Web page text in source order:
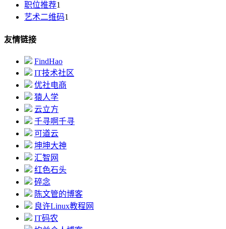
职位推荐1
艺术二维码1
友情链接
FindHao
IT技术社区
优社电商
猿人学
云立方
千寻啊千寻
可道云
坤坤大神
汇智网
红色石头
碎念
陈文管的博客
良许Linux教程网
IT码农